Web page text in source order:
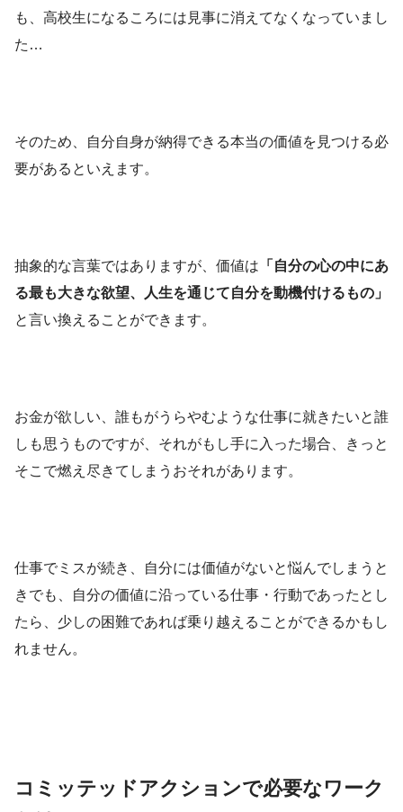
も、高校生になるころには見事に消えてなくなっていまし
た…
そのため、自分自身が納得できる本当の価値を見つける必
要があるといえます。
抽象的な言葉ではありますが、価値は 「自分の心の中にあ
る最も大きな欲望、人生を通じて自分を動機付けるもの」
と言い換えることができます。
お金が欲しい、誰もがうらやむような仕事に就きたいと誰
しも思うものですが、それがもし手に入った場合、きっと
そこで燃え尽きてしまうおそれがあります。
仕事でミスが続き、自分には価値がないと悩んでしまうと
きでも、自分の価値に沿っている仕事・行動であったとし
たら、少しの困難であれば乗り越えることができるかもし
れません。
コミッテッドアクションで必要なワーク